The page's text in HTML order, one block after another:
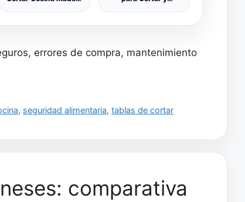
de Acacia
para Cortar Pan,
errores de compra, mantenimiento
, seguridad alimentaria,tablas de cortar
comparativa